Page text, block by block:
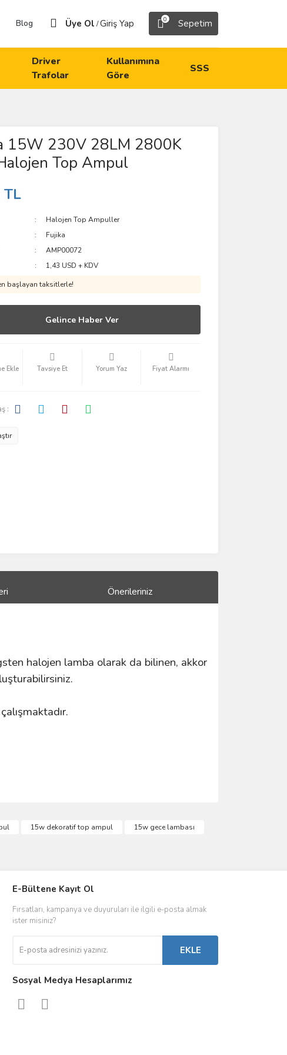
Blog Üye Ol /Giriş Yap 0 Sepetim
Driver
Trafolar
Kullanımına
Göre
SSS
15W 230V 28LM 2800K
Top Ampul
TL
Halojen Top Ampuller
Fujika
AMP00072
1,43 USD + KDV
başlayan taksitlerle!
Gelince Haber Ver
Tavsiye Et Yorum Yaz Fiyat Alarmı
:
Önerileriniz
halojen lamba olarak da bilinen, akkor
15w dekoratif top ampul
15w gece lambası
DRIVER & TRAFO
Led Driverlar
Kontaktörler
Sigorta & Otomatlar
E-Bültene Kayıt Ol
Fırsatları, kampanya ve duyuruları ile ilgili e-posta almak
ister misiniz?
EKLE
Sosyal Medya Hesaplarımız